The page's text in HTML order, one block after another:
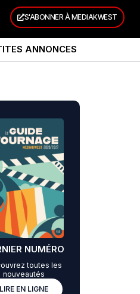
S'ABONNER À MEDIAKWEST
ANNONCES
NUMÉRO
toutes les
nouveautés
LIRE EN LIGNE